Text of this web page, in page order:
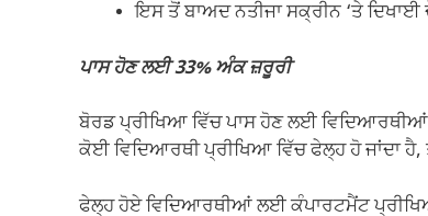
ਇਸ ਤੋਂ ਬਾਅਦ ਨਤੀਜਾ ਸਕ੍ਰੀਨ ‘ਤੇ ਦਿਖਾਈ
ਪਾਸ ਹੋਣ ਲਈ 33% ਅੰਕ ਜ਼ਰੂਰੀ
ਬੋਰਡ ਪ੍ਰੀਖਿਆ ਵਿੱਚ ਪਾਸ ਹੋਣ ਲਈ
ਕੋਈ ਵਿਦਿਆਰਥੀ ਪ੍ਰੀਖਿਆ ਵਿੱਚ ਫੇਲ੍ਹ ਹੋ ਜਾਂਦਾ ਹੈ,
ਫੇਲ੍ਹ ਹੋਏ ਵਿਦਿਆਰਥੀਆਂ ਲਈ ਕੰਪਾਰਟਮੈਂਟ